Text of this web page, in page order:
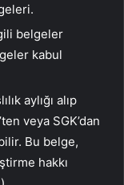
belgeler
kabul
aylığı alıp
veya SGK’dan
Bu belge,
hakkı